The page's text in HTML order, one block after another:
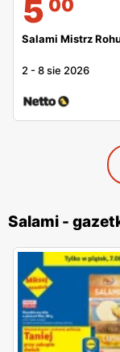
5 00
Salami Mistrz
2 -8 sie 2026
Salami -